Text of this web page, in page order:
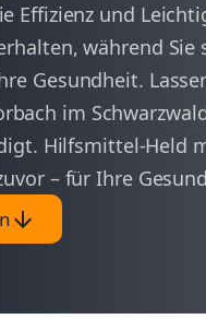
Effizienz und
während Sie
Gesundheit.
im
Hilfsmittel-Held
– für Ihre
arrow_downward